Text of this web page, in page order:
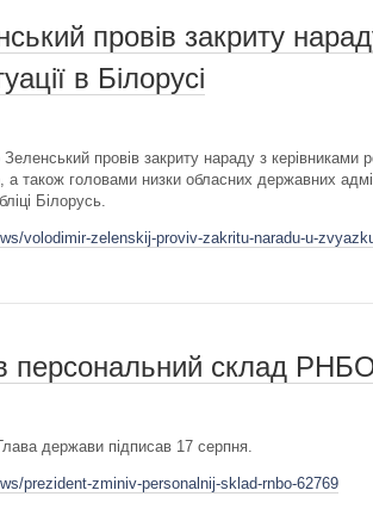
провів закриту
в Білорусі
провів закриту нараду з керівниками
також головами низки обласних державних
Білорусь.
volodimir-zelenskij-proviv-zakritu-naradu-u-
персональний склад
держави підписав 17 серпня.
prezident-zminiv-personalnij-sklad-rnbo-62769